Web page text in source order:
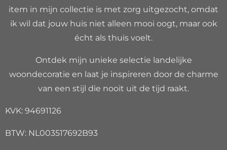
item in mijn collectie is met zorg uitgezocht, omdat
ik wil dat jouw huis niet alleen mooi oogt, maar ook
écht als thuis voelt.
Ontdek mijn unieke selectie landelijke
woondecoratie en laat je inspireren door de charme
van een stijl die nooit uit de tijd raakt.
KVK: 94691126
BTW: NL003517692B93